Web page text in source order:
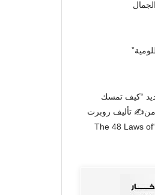
“كيف تمسك
من✍ تأليف روبرت
غرين بعنوان “The 48 Laws of